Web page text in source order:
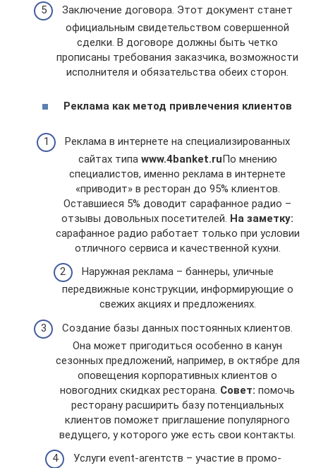
Заключение договора. Этот документ станет
официальным свидетельством совершенной
сделки. В договоре должны быть четко
прописаны требования заказчика, возможности
исполнителя и обязательства обеих сторон.
Реклама как метод привлечения клиентов
Реклама в интернете на специализированных
сайтах типа www.4banket.ruПо мнению
специалистов, именно реклама в интернете
«приводит» в ресторан до 95% клиентов.
Оставшиеся 5% доводит сарафанное радио –
отзывы довольных посетителей. На заметку:
сарафанное радио работает только при условии
отличного сервиса и качественной кухни.
Наружная реклама – баннеры, уличные
передвижные конструкции, информирующие о
свежих акциях и предложениях.
Создание базы данных постоянных клиентов.
Она может пригодиться особенно в канун
сезонных предложений, например, в октябре для
оповещения корпоративных клиентов о
новогодних скидках ресторана. Совет: помочь
ресторану расширить базу потенциальных
клиентов поможет приглашение популярного
ведущего, у которого уже есть свои контакты.
Услуги event-агентств – участие в промо-